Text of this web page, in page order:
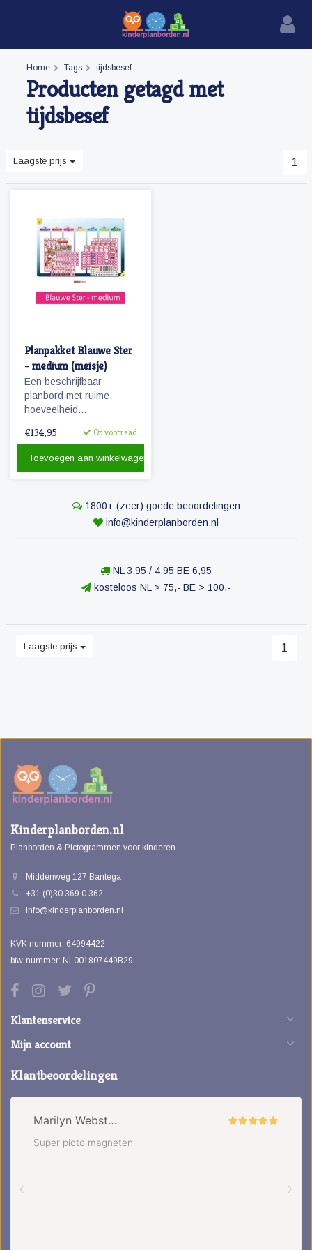
Home Tags tijdsbesef
Producten getagd met
tijdsbesef
Laagste prijs 1
Planpakket Blauwe Ster
- medium (meisje)
Een beschrijfbaar
planbord met ruime
hoeveelheid
pictogrammen voor een
Herkenbaarheid van de
€134,95 Op voorraad
Toevoegen aan winkelwagen
1800+ (zeer) goede beoordelingen
info@kinderplanborden.nl
NL 3,95 / 4,95 BE 6,95
kosteloos NL > 75,- BE > 100,-
Laagste prijs 1
Kinderplanborden.nl
Planborden & Pictogrammen voor kinderen
Middenweg 127 Bantega
+31 (0)30 369 0 362
info@kinderplanborden.nl
KVK nummer: 64994422
btw-nummer: NL001807449B29
Klantenservice
Mijn account
Klantbeoordelingen